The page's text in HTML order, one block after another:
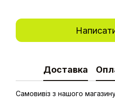
Доставка
Самовивіз з нашого